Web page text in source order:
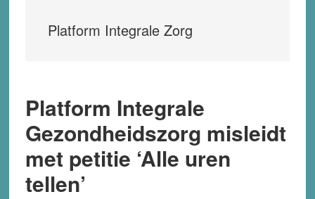
Platform Integrale Zorg
Platform Integrale
Gezondheidszorg misleidt
met petitie ‘Alle uren
tellen’